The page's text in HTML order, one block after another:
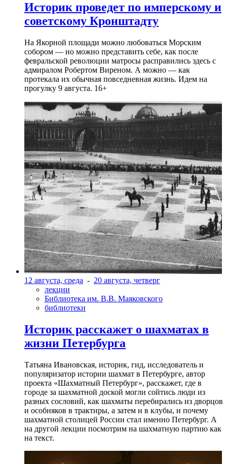
Историк проведет по имперскому и
советскому Кронштадту
На Якорной площади можно любоваться Морским
собором — но можно представить себе, как после
февральской революции матросы расправились здесь с
адмиралом Робертом Виреном. А можно — как
протекала их обычная повседневная жизнь. Идем на
прогулку 9 августа. 16+
12 августа, среда - 20 августа, четверг
лекции
Библиотека им. В.В. Маяковского
библиотеки
Историк расскажет о шахматах в
жизни Петербурга
Татьяна Ивановская, историк, гид, исследователь и
популяризатор истории шахмат в Петербурге, автор
проекта «Шахматный Петербург», расскажет, где в
городе за шахматной доской могли сойтись люди из
разных сословий, как шахматы перебирались из дворцов
и особняков в трактиры, а затем и в клубы, и почему
шахматной столицей России стал именно Петербург. А
на другой лекции посмотрим на шахматную партию как
на текст.